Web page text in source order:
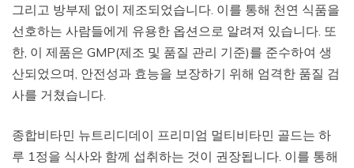
그리고 방부제 없이 제조되었습니다. 이를 통해 천연 식품을
선호하는 사람들에게 유용한 옵션으로 알려져 있습니다. 또
한, 이 제품은 GMP(제조 및 품질 관리 기준)를 준수하여 생
산되었으며, 안전성과 효능을 보장하기 위해 엄격한 품질 검
사를 거쳤습니다.
종합비타민 뉴트리디데이 프리미엄 멀티비타민 골드는 하
루 1정을 식사와 함께 섭취하는 것이 권장됩니다. 이를 통해